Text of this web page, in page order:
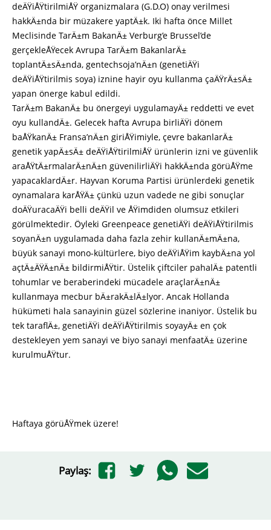
deÄŸiÅŸtirilmiÅŸ organizmalara (G.D.O) onay verilmesi
hakkÄ±nda bir müzakere yaptÄ±k. Iki hafta önce Millet
Meclisinde TarÄ±m BakanÄ± Verburg’e Brussel’de
gerçekleÅŸecek Avrupa TarÄ±m BakanlarÄ±
toplantÄ±sÄ±nda, gentechsoja’nÄ±n (genetiÄŸi
deÄŸiÅŸtirilmis soya) iznine hayir oyu kullanma çaÄŸrÄ±sÄ±
yapan önerge kabul edildi.
TarÄ±m BakanÄ± bu önergeyi uygulamayÄ± reddetti ve evet
oyu kullandÄ±. Gelecek hafta Avrupa birliÄŸi dönem
baÅŸkanÄ± Fransa’nÄ±n giriÅŸimiyle, çevre bakanlarÄ±
genetik yapÄ±sÄ± deÄŸiÅŸtirilmiÅŸ ürünlerin izni ve güvenlik
araÅŸtÄ±rmalarÄ±nÄ±n güvenilirliÄŸi hakkÄ±nda görüÅŸme
yapacaklardÄ±r. Hayvan Koruma Partisi ürünlerdeki genetik
oynamalara karÅŸÄ± çünkü uzun vadede ne gibi sonuçlar
doÄŸuracaÄŸi belli deÄŸil ve ÅŸimdiden olumsuz etkileri
görülmektedir. Öyleki Greenpeace genetiÄŸi deÄŸiÅŸtirilmis
soyanÄ±n uygulamada daha fazla zehir kullanÄ±mÄ±na,
büyük sanayi mono-kültürlere, biyo deÄŸiÅŸim kaybÄ±na yol
açtÄ±ÄŸÄ±nÄ± bildirmiÅŸtir. Üstelik çiftciler pahalÄ± patentli
tohumlar ve beraberindeki mücadele araçlarÄ±nÄ±
kullanmaya mecbur bÄ±rakÄ±lÄ±lyor. Ancak Hollanda
hükümeti hala sanayinin güzel sözlerine inaniyor. Üstelik bu
tek taraflÄ±, genetiÄŸi deÄŸiÅŸtirilmis soyayÄ± en çok
destekleyen yem sanayi ve biyo sanayi menfaatÄ± üzerine
kurulmuÅŸtur.
Haftaya görüÅŸmek üzere!
Paylaş: